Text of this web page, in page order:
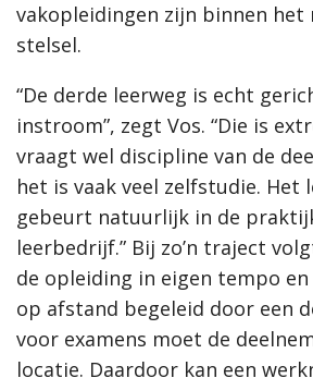
vakopleidingen zijn binnen het
stelsel.
“De derde leerweg is echt
instroom”, zegt Vos. “Die is
vraagt wel discipline van de
het is vaak veel zelfstudie. Het
gebeurt natuurlijk in de
leerbedrijf.” Bij zo’n traject
de opleiding in eigen tempo
op afstand begeleid door een
voor examens moet de
locatie. Daardoor kan een